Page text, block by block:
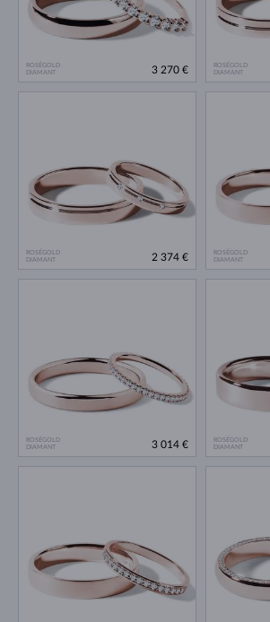
ROSÉGOLD
DIAMANT
3 270 €
ROSÉGOLD
DIAMANT
ROSÉGOLD
DIAMANT
2 374 €
ROSÉGOLD
DIAMANT
ROSÉGOLD
DIAMANT
3 014 €
ROSÉGOLD
DIAMANT